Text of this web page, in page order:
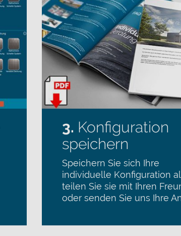
3. Konfiguration
speichern
Speichern Sie sich Ihre
individuelle Konfiguration
teilen Sie sie mit Ihren
oder senden Sie uns Ihre